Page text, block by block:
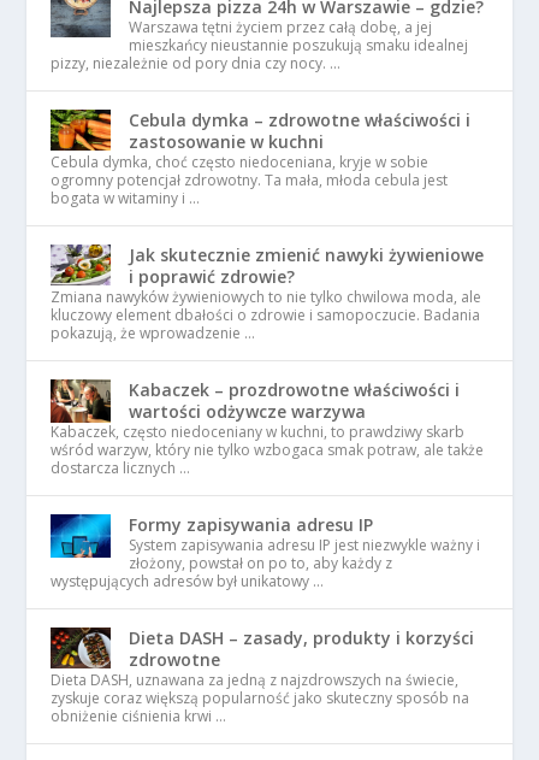
Najlepsza pizza 24h w Warszawie – gdzie?
Warszawa tętni życiem przez całą dobę, a jej
mieszkańcy nieustannie poszukują smaku idealnej
pizzy, niezależnie od pory dnia czy nocy. …
Cebula dymka – zdrowotne właściwości i
zastosowanie w kuchni
Cebula dymka, choć często niedoceniana, kryje w sobie
ogromny potencjał zdrowotny. Ta mała, młoda cebula jest
bogata w witaminy i …
Jak skutecznie zmienić nawyki żywieniowe
i poprawić zdrowie?
Zmiana nawyków żywieniowych to nie tylko chwilowa moda, ale
kluczowy element dbałości o zdrowie i samopoczucie. Badania
pokazują, że wprowadzenie …
Kabaczek – prozdrowotne właściwości i
wartości odżywcze warzywa
Kabaczek, często niedoceniany w kuchni, to prawdziwy skarb
wśród warzyw, który nie tylko wzbogaca smak potraw, ale także
dostarcza licznych …
Formy zapisywania adresu IP
System zapisywania adresu IP jest niezwykle ważny i
złożony, powstał on po to, aby każdy z
występujących adresów był unikatowy …
Dieta DASH – zasady, produkty i korzyści
zdrowotne
Dieta DASH, uznawana za jedną z najzdrowszych na świecie,
zyskuje coraz większą popularność jako skuteczny sposób na
obniżenie ciśnienia krwi …